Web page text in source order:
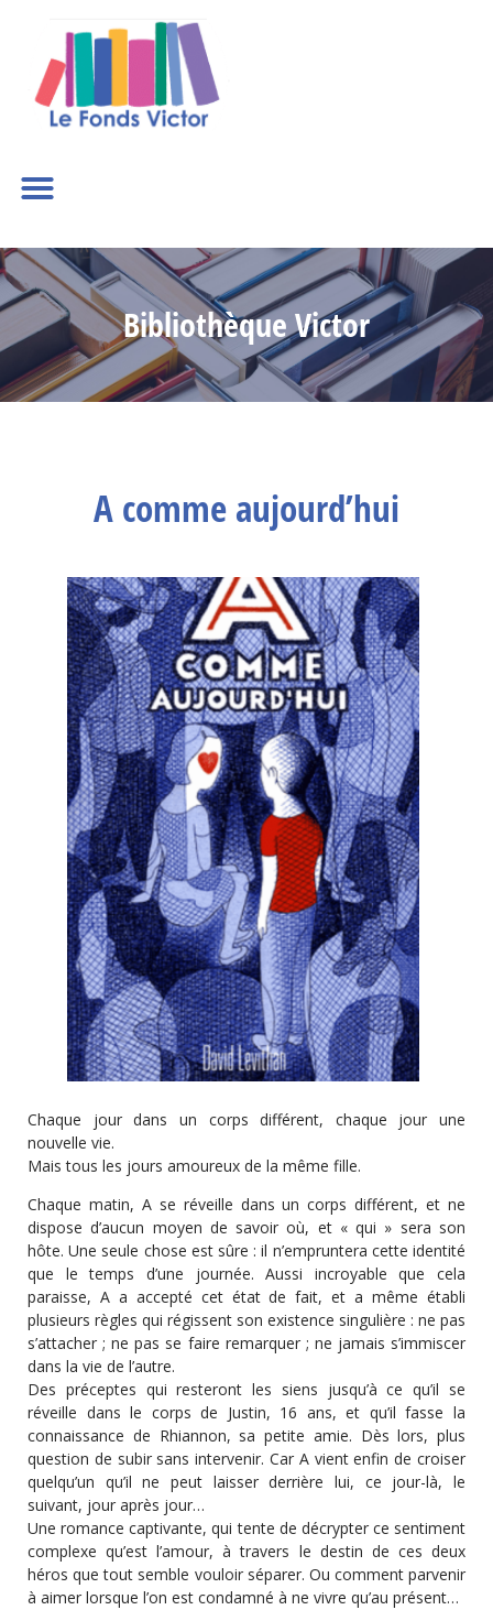
Bibliothèque Victor
A comme aujourd’hui
Chaque jour dans un corps différent, chaque jour une
nouvelle vie.
Mais tous les jours amoureux de la même fille.
Chaque matin, A se réveille dans un corps différent, et ne
dispose d’aucun moyen de savoir où, et « qui » sera son
hôte. Une seule chose est sûre : il n’empruntera cette identité
que le temps d’une journée. Aussi incroyable que cela
paraisse, A a accepté cet état de fait, et a même établi
plusieurs règles qui régissent son existence singulière : ne pas
s’attacher ; ne pas se faire remarquer ; ne jamais s’immiscer
dans la vie de l’autre.
Des préceptes qui resteront les siens jusqu’à ce qu’il se
réveille dans le corps de Justin, 16 ans, et qu’il fasse la
connaissance de Rhiannon, sa petite amie. Dès lors, plus
question de subir sans intervenir. Car A vient enfin de croiser
quelqu’un qu’il ne peut laisser derrière lui, ce jour-là, le
suivant, jour après jour…
Une romance captivante, qui tente de décrypter ce sentiment
complexe qu’est l’amour, à travers le destin de ces deux
héros que tout semble vouloir séparer. Ou comment parvenir
à aimer lorsque l’on est condamné à ne vivre qu’au présent…